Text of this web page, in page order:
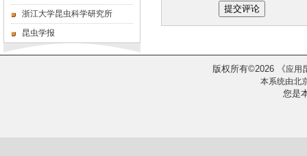
浙江大学昆虫科学研究所
昆虫学报
版权所有©2026 《应用
本系统由北
您是